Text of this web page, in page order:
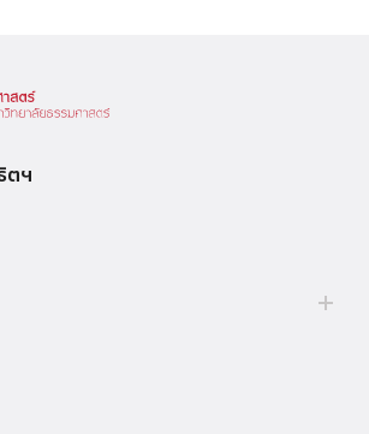
ตฯ
79